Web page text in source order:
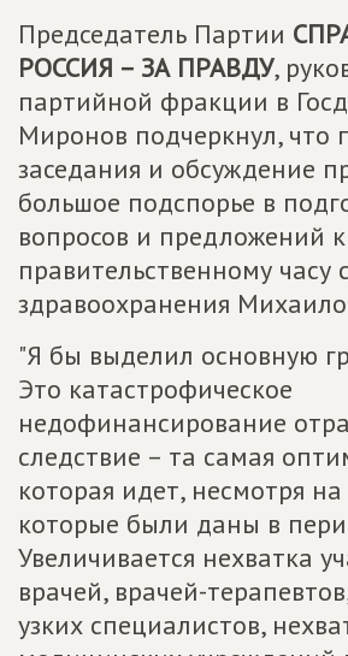
Председатель Партии
РОССИЯ – ЗА ПРАВДУ,
партийной фракции в
Миронов подчеркнул, что
заседания и обсуждение
большое подспорье в
вопросов и предложений к
правительственному
здравоохранения
"Я бы выделил основную
Это катастрофическое
недофинансирование
следствие – та самая
которая идет, несмотря
которые были даны в
Увеличивается нехватка
врачей, врачей-
узких специалистов,